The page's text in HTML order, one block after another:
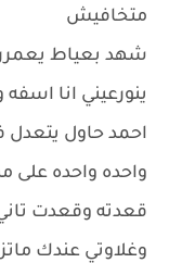
متخافيش
شهد بعياط
ينورعيني انا اسفه
احمد حاول
واحده واحده على
قعدته وقعدت
وغلاوتي عندك